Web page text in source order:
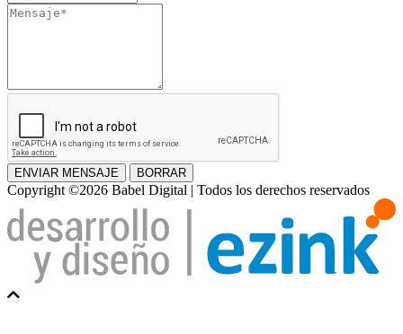
Mensaje
ENVIAR MENSAJE BORRAR
Copyright ©2026 Babel Digital | Todos los derechos reservados